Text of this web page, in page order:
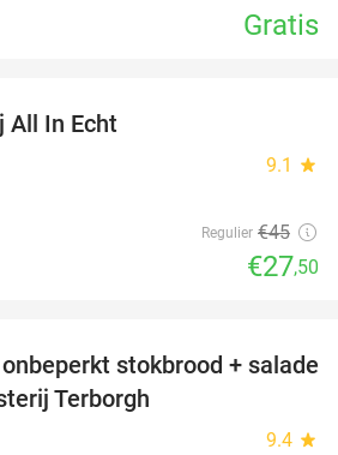
Gratis
All In Echt
9.1 star
Regulier €45
€27,50
44%
stokbrood + salade
Terborgh
9.4 star